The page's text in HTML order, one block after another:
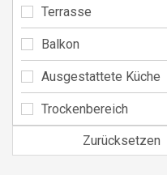
Terrasse
Balkon
Ausgestattete Küche
Trockenbereich
Zurücksetzen